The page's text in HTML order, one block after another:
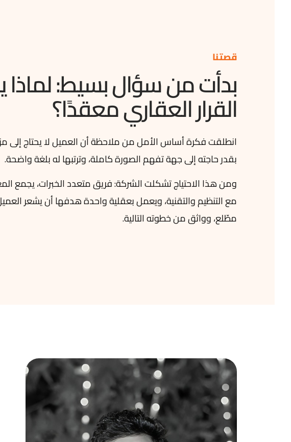
قصتنا
بدأت من سؤال بسيط: لماذا
القرار العقاري معقدًا؟
انطلقت فكرة أساس الأمل من ملاحظة أن العميل لا يحتاج إلى
بقدر حاجته إلى جهة تفهم الصورة كاملة، وترتبها له بلغة واضحة.
ومن هذا الاحتياج تشكلت الشركة: فريق متعدد الخبرات، يجمع
مع التنظيم والتقنية، ويعمل بعقلية واحدة هدفها أن يشعر
مطّلع، وواثق من خطوته التالية.